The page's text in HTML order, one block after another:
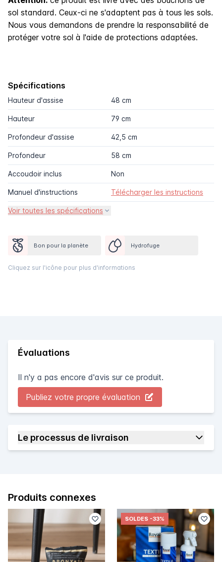
sol standard. Ceux-ci ne s'adaptent pas à tous les sols.
Nous vous demandons de prendre la responsabilité de
protéger votre sol à l'aide de protections adaptées.
Spécifications
Hauteur d'assise 48 cm
Hauteur 79 cm
Profondeur d'assise 42,5 cm
Profondeur 58 cm
Accoudoir inclus Non
Manuel d'instructions Télécharger les instructions
Voir toutes les spécifications
Bon pour la planète Hydrofuge
Cliquez sur l'icône pour plus d'informations
Évaluations
Il n'y a pas encore d'avis sur ce produit.
Publiez votre propre évaluation
Le processus de livraison
Produits connexes
SOLDES -33%